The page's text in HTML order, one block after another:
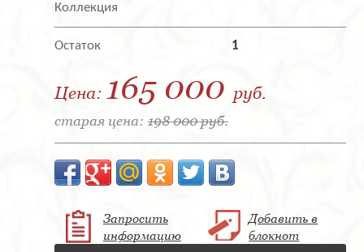
Коллекция
Остаток 1
Цена: 165 000 руб.
старая цена: 198 000 руб.
Запросить
информацию
Добавить в
блокнот